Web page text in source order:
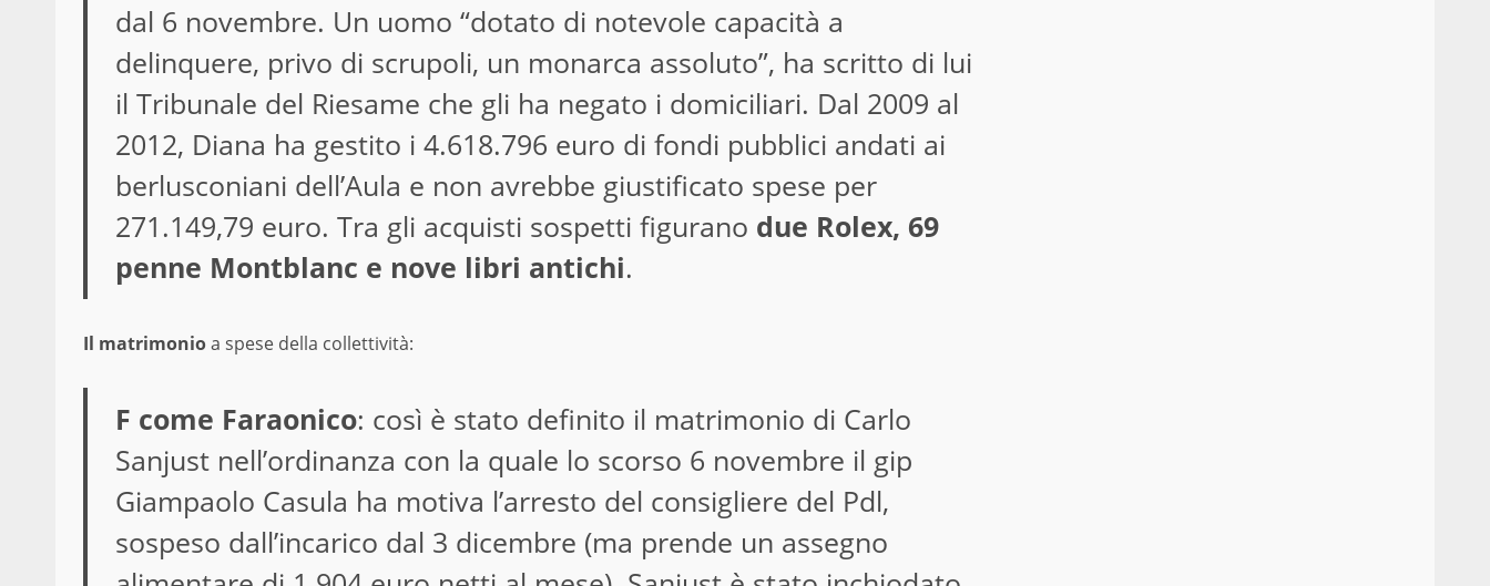
dal 6 novembre. Un uomo “dotato di notevole capacità a
delinquere, privo di scrupoli, un monarca assoluto”, ha scritto di lui
il Tribunale del Riesame che gli ha negato i domiciliari. Dal 2009 al
2012, Diana ha gestito i 4.618.796 euro di fondi pubblici andati ai
berlusconiani dell’Aula e non avrebbe giustificato spese per
271.149,79 euro. Tra gli acquisti sospetti figurano due Rolex, 69
penne Montblanc e nove libri antichi.
Il matrimonioa spese della collettività:
F come Faraonico: così è stato definito il matrimonio di Carlo
Sanjust nell’ordinanza con la quale lo scorso 6 novembre il gip
Giampaolo Casula ha motiva l’arresto del consigliere del Pdl,
sospeso dall’incarico dal 3 dicembre (ma prende un assegno